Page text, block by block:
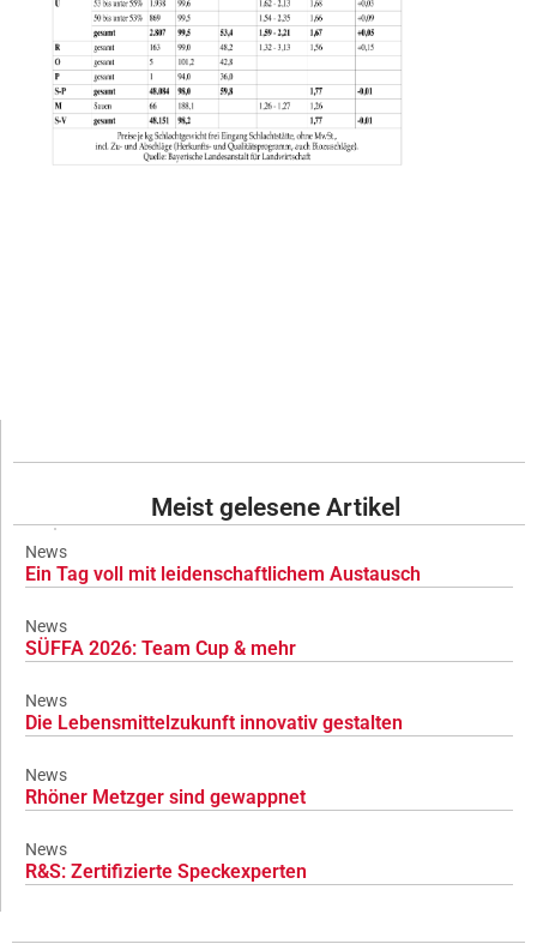
Meist gelesene Artikel
News
Ein Tag voll mit leidenschaftlichem Austausch
News
SÜFFA 2026: Team Cup & mehr
News
Die Lebensmittelzukunft innovativ gestalten
News
Rhöner Metzger sind gewappnet
News
R&S: Zertifizierte Speckexperten